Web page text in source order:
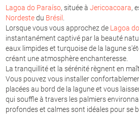
Lagoa do Paraíso, située àJericoacoara,
Nordestedu Brésil
Lorsque vous vous approchez de Lagoa
instantanément captivé par la beauté
eaux limpides et turquoise de la lagune
créant une atmosphère enchanteresse.
La tranquillité et la sérénité règnent en
Vous pouvez vous installer
placées au bord de la lagune et vous
qui souffle à travers les palmiers
profondes et calmes sont idéales pour se